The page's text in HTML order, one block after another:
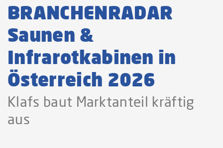
BRANCHENRADAR
Saunen &
Infrarotkabinen in
Österreich 2026
Klafs baut Marktanteil kräftig
aus